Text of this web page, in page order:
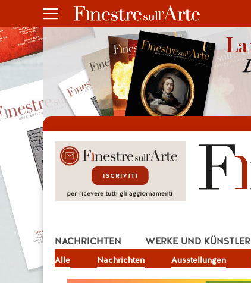
NACHRICHTEN
Alle Nachrichten Ausstellungen
WERKE UND KÜNSTLER
JOB